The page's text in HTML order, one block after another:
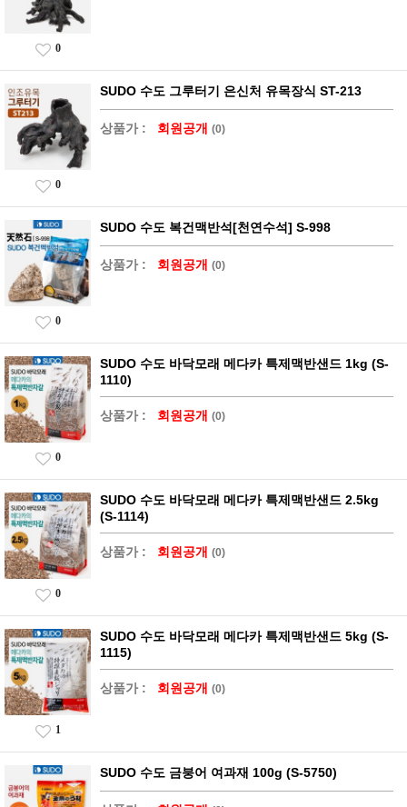
0
SUDO 수도 그루터기 은신처 유목장식 ST-213
상품가 : 회원공개 (0)
0
SUDO 수도 복건맥반석[천연수석] S-998
상품가 : 회원공개 (0)
0
SUDO 수도 바닥모래 메다카 특제맥반샌드 1kg (S-
1110)
상품가 : 회원공개 (0)
0
SUDO 수도 바닥모래 메다카 특제맥반샌드 2.5kg
(S-1114)
상품가 : 회원공개 (0)
0
SUDO 수도 바닥모래 메다카 특제맥반샌드 5kg (S-
1115)
상품가 : 회원공개 (0)
1
SUDO 수도 금붕어 여과재 100g (S-5750)